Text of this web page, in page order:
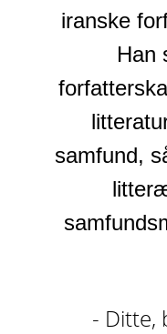
iranske
Han
samfund,
-